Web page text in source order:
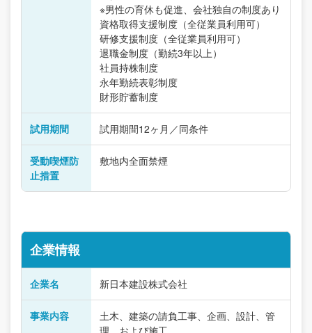
※男性の育休も促進、会社独自の制度あり
資格取得支援制度（全従業員利用可）
研修支援制度（全従業員利用可）
退職金制度（勤続3年以上）
社員持株制度
永年勤続表彰制度
財形貯蓄制度
試用期間 試用期間12ヶ月／同条件
受動喫煙防
止措置
敷地内全面禁煙
企業情報
企業名 新日本建設株式会社
事業内容
土木、建築の請負工事、企画、設計、管
理、および施工